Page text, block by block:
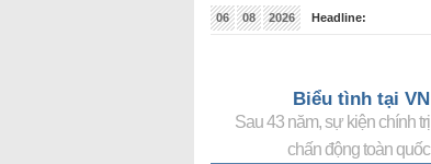
06 08 2026
Headline:
Biểu tình tại VN
Sau 43 năm, sự kiện chính trị
chấn động toàn quốc